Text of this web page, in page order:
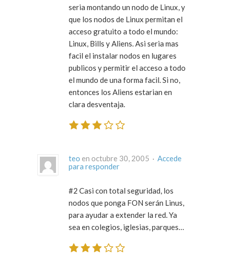
seria montando un nodo de Linux, y
que los nodos de Linux permitan el
acceso gratuito a todo el mundo:
Linux, Bills y Aliens. Asi seria mas
facil el instalar nodos en lugares
publicos y permitir el acceso a todo
el mundo de una forma facil. Si no,
entonces los Aliens estarian en
clara desventaja.
teo en octubre 30, 2005 · Accede
para responder
#2 Casi con total seguridad, los
nodos que ponga FON serán Linus,
para ayudar a extender la red. Ya
sea en colegios, iglesias, parques…